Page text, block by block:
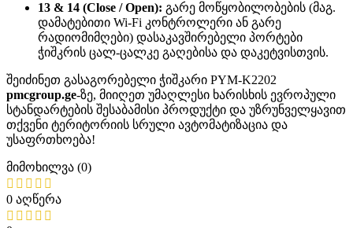
13 & 14 (Close / Open): გარე მოწყობილობების (მაგ.
დამატებითი Wi-Fi კონტროლერი ან გარე
რადიომიმღები) დასაკავშირებელი პორტები
ჭიშკრის ცალ-ცალკე გაღებისა და დაკეტვისთვის.
შეიძინეთ გასაგორებელი ჭიშკარი PYM-K2202
pmcgroup.ge-ზე, მიიღეთ უმაღლესი ხარისხის ევროპული
სტანდარტების შესაბამისი პროდუქტი და უზრუნველყავით
თქვენი ტერიტორიის სრული ავტომატიზაცია და
უსაფრთხოება!
მიმოხილვა (0)
0 აღწერა